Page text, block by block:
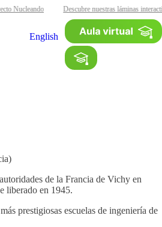
Nucleando Descubre nuestras láminas
English
de la Francia de Vichy en
liberado en 1945.
prestigiosas escuelas de ingeniería de